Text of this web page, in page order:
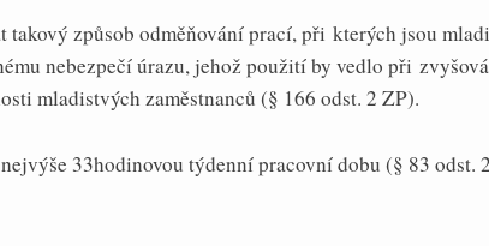
takový způsob odměňování prací, při kterých jsou
nebezpečí úrazu, jehož použití by vedlo při
mladistvých zaměstnanců (§ 166 odst. 2 ZP).
33hodinovou týdenní pracovní dobu (§ 83 odst.